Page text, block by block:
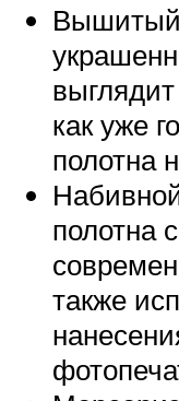
Вышитый
как уже
полотна
полотна
также